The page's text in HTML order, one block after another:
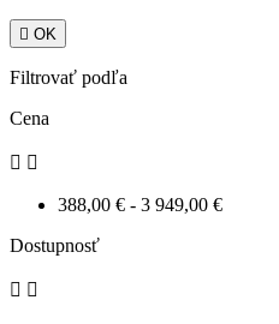
 OK
Filtrovať podľa
Cena
 
388,00 € - 3 949,00 €
Dostupnosť
 